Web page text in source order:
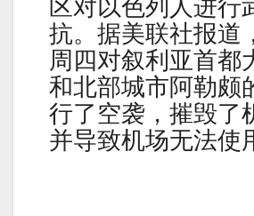
区对以色列人进行
抗。据美联社报道
周四对叙利亚首都
和北部城市阿勒颇
行了空袭，摧毁了
并导致机场无法使